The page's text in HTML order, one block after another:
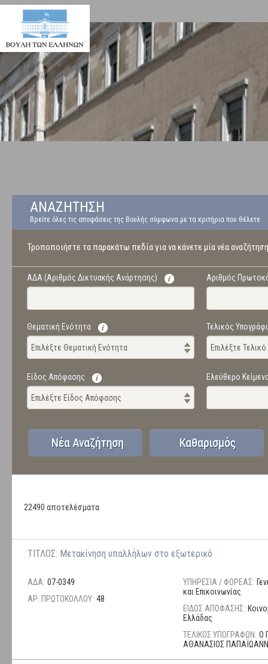
ΑΝΑΖΗΤΗΣΗ
Βρείτε όλες τις αποφάσεις της Βουλής σύμφωνα με τα κριτήρια που θέλετε
Τροποποιήστε τα παρακάτω πεδία για να κάνετε μία νέα αναζήτηση
ΑΔΑ (Αριθμός Δικτυακής Ανάρτησης) Αριθμός
Θεματική Ενότητα
Επιλέξτε Θεματική Ενότητα
Τελικός
Επιλέξτε
Είδος Απόφασης
Επιλέξτε Είδος Απόφασης
Ελεύθερο
22490 αποτελέσματα
ΤΙΤΛΟΣ: Μετακίνηση υπαλλήλων στο εξωτερικό
ΑΔΑ: 07-0349
ΑΡ. ΠΡΩΤΟΚΟΛΛΟΥ: 48
ΥΠΗΡΕΣΙΑ / ΦΟΡΕΑΣ:
και Επικοινωνίας
ΕΙΔΟΣ ΑΠΟΦΑΣΗΣ:
Ελλάδας
ΤΕΛΙΚΟΣ ΥΠΟΓΡΑΦΩΝ: Ο
ΑΘΑΝΑΣΙΟΣ